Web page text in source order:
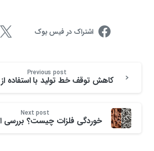
اشتراک در فیس بوک
Previous post
Next post